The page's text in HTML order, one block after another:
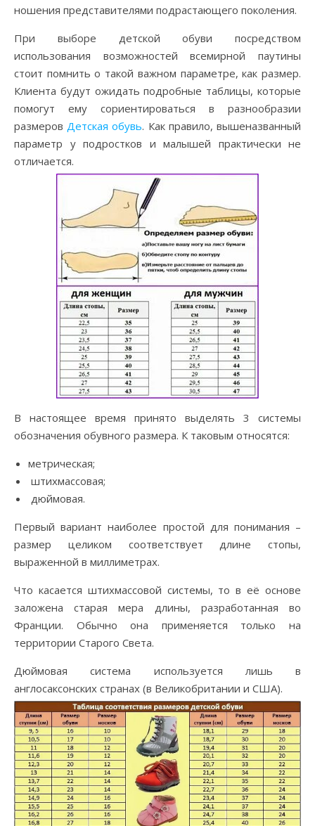
ношения представителями подрастающего поколения.
При выборе детской обуви посредством
использования возможностей всемирной паутины
стоит помнить о такой важном параметре, как размер.
Клиента будут ожидать подробные таблицы, которые
помогут ему сориентироваться в разнообразии
размеровДетская обувь. Как правило, вышеназванный
параметр у подростков и малышей практически не
отличается.
В настоящее время принято выделять 3 системы
обозначения обувного размера. К таковым относятся:
метрическая;
штихмассовая;
дюймовая.
Первый вариант наиболее простой для понимания –
размер целиком соответствует длине стопы,
выраженной в миллиметрах.
Что касается штихмассовой системы, то в её основе
заложена старая мера длины, разработанная во
Франции. Обычно она применяется только на
территории Старого Света.
Дюймовая система используется лишь в
англосаксонских странах (в Великобритании и США).